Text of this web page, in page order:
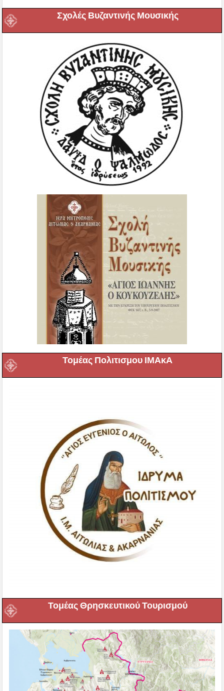
Σχολές Βυζαντινής Μουσικής
Τομέας Πολιτισμου ΙΜΑκΑ
Τομέας Θρησκευτικού Τουρισμού